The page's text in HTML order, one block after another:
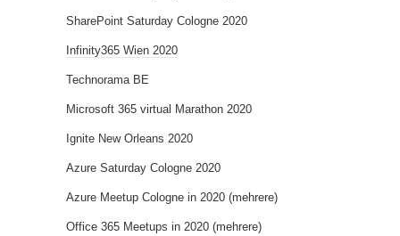
SharePoint Saturday Cologne 2020
Infinity365 Wien 2020
Technorama BE
Microsoft 365 virtual Marathon 2020
Ignite New Orleans 2020
Azure Saturday Cologne 2020
Azure Meetup Cologne in 2020 (mehrere)
Office 365 Meetups in 2020 (mehrere)